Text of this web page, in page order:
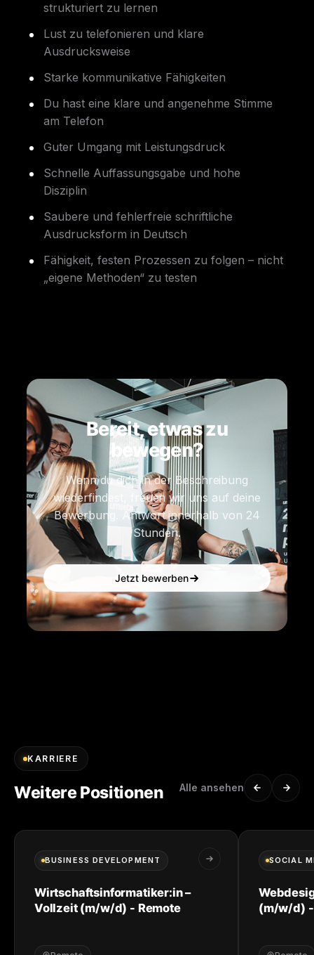
strukturiert zu lernen
Lust zu telefonieren und klare
Ausdrucksweise
Starke kommunikative Fähigkeiten
Du hast eine klare und angenehme Stimme
am Telefon
Guter Umgang mit Leistungsdruck
Schnelle Auffassungsgabe und hohe
Disziplin
Saubere und fehlerfreie schriftliche
Ausdrucksform in Deutsch
Fähigkeit, festen Prozessen zu folgen – nicht
„eigene Methoden“ zu testen
Bereit, etwas zu
bewegen?
Wenn du dich in der Beschreibung
wiederfindest, freuen wir uns auf deine
Bewerbung. Antwort innerhalb von 24
Stunden.
Jetzt bewerben
KARRIERE
Weitere Positionen Alle ansehen
BUSINESS DEVELOPMENT
Wirtschaftsinformatiker:in –
Vollzeit (m/w/d) - Remote
SOCIAL
(m/w/d) -